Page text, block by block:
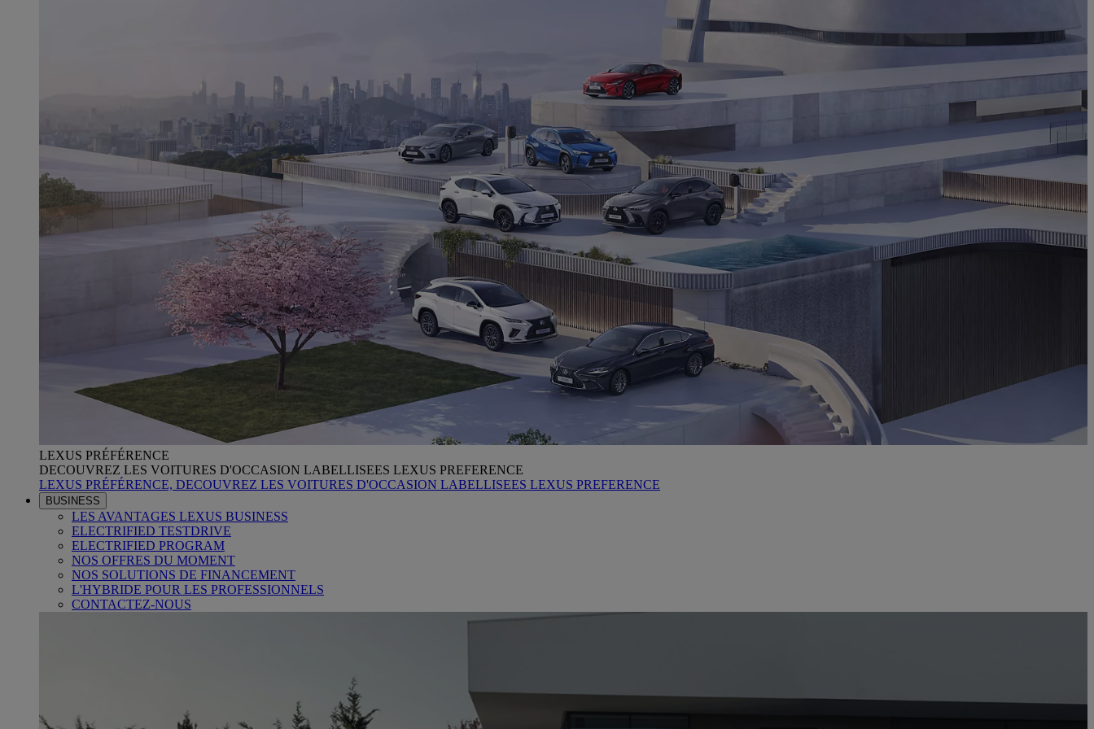
LEXUS PRÉFÉRENCE
DECOUVREZ LES VOITURES D'OCCASION LABELLISEES LEXUS PREFERENCE
LEXUS PRÉFÉRENCE, DECOUVREZ LES VOITURES D'OCCASION LABELLISEES LEXUS PREFERENCE
BUSINESS
LES AVANTAGES LEXUS BUSINESS
ELECTRIFIED TESTDRIVE
ELECTRIFIED PROGRAM
NOS OFFRES DU MOMENT
NOS SOLUTIONS DE FINANCEMENT
L'HYBRIDE POUR LES PROFESSIONNELS
CONTACTEZ-NOUS